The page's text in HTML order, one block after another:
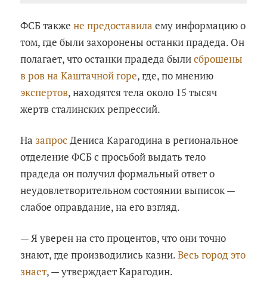
ФСБ такжене предоставила ему информацию о
том, где были захоронены останки прадеда. Он
полагает, что останки прадеда былисброшены
в ров на Каштачной горе, где, по мнению
экспертов, находятся тела около 15 тысяч
жертв сталинских репрессий.
На запрос Дениса Карагодина в региональное
отделение ФСБ с просьбой выдать тело
прадеда он получил формальный ответ о
неудовлетворительном состоянии выписок —
слабое оправдание, на его взгляд.
— Я уверен на сто процентов, что они точно
знают, где производились казни.Весь город это
знает, — утверждает Карагодин.